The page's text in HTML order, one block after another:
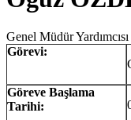
Genel Müdür Yardımcısı
Görevi:
Göreve Başlama
Tarihi: